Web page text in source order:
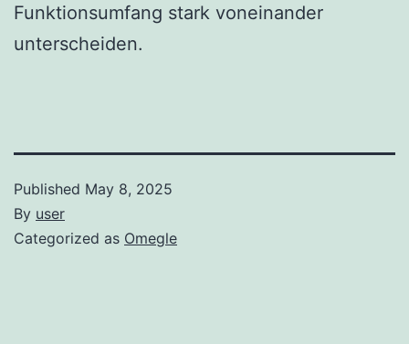
Funktionsumfang stark voneinander
unterscheiden.
Published May 8, 2025
By user
Categorized as Omegle